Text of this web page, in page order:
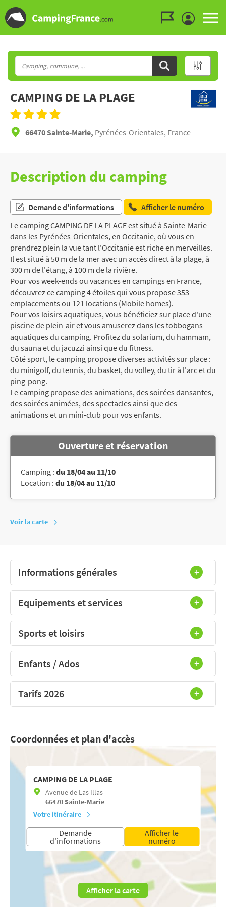
CAMPING DE LA PLAGE
66470 Sainte-Marie, Pyrénées-Orientales, France
Description du camping
Demande d'informations
Afficher le numéro
Le camping CAMPING DE LA PLAGE est situé à Sainte-Marie
dans les Pyrénées-Orientales, en Occitanie, où vous en
prendrez plein la vue tant l'Occitanie est riche en merveilles.
Il est situé à 50 m de la mer avec un accès direct à la plage, à
300 m de l'étang, à 100 m de la rivière.
Pour vos week-ends ou vacances en campings en France,
découvrez ce camping 4 étoiles qui vous propose 353
emplacements ou 121 locations (Mobile homes).
Pour vos loisirs aquatiques, vous bénéficiez sur place d'une
piscine de plein-air et vous amuserez dans les tobbogans
aquatiques du camping. Profitez du solarium, du hammam,
du sauna et du jacuzzi ainsi que du fitness.
Côté sport, le camping propose diverses activités sur place :
du minigolf, du tennis, du basket, du volley, du tir à l'arc et du
ping-pong.
Le camping propose des animations, des soirées dansantes,
des soirées animées, des spectacles ainsi que des
animations et un mini-club pour vos enfants.
Ouverture et réservation
Camping : du 18/04 au 11/10
Location : du 18/04 au 11/10
Voir la carte
Informations générales
Equipements et services
Sports et loisirs
Enfants / Ados
Tarifs 2026
Coordonnées et plan d'accès
CAMPING DE LA PLAGE
Avenue de Las Illas
66470Sainte-Marie
Votre itinéraire
Demande
d'informations
Afficher le
numéro
Afficher la carte